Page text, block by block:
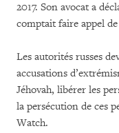
2017. Son avocat a
comptait faire appel
Les autorités russes
accusations
Jéhovah, libérer les
la persécution de ces
Watch.